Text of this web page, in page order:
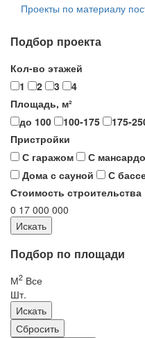
Проекты по материалу
Подбор проекта
Кол-во этажей
1
2 3
4
Площадь, м²
до 100
100-175 175-
Пристройки
С гаражом
С
Дома с сауной
С
Стоимость строительства
0 17 000 000
Подбор по площади
М2 Все
Шт.